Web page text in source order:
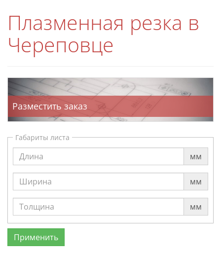
Плазменная резка в
Череповце
Разместить заказ
Габариты листа
мм
мм
мм